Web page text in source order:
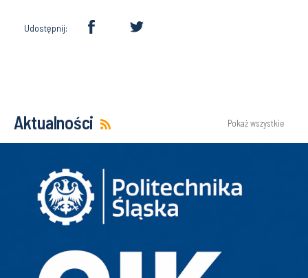
Udostępnij:
Aktualności Pokaż wszystkie